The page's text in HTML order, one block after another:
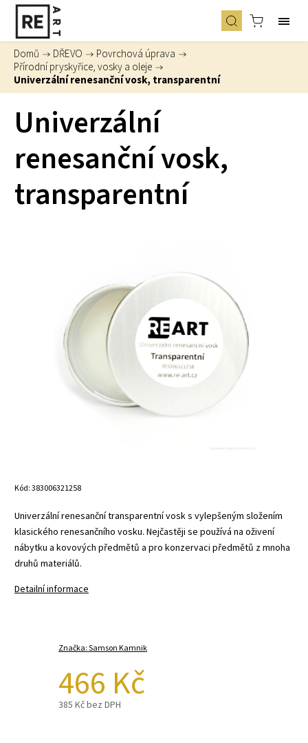
Domů / DŘEVO / Povrchová úprava /
Přírodní pryskyřice, vosky a oleje /
Univerzální renesanční vosk, transparentní
Univerzální
renesanční vosk,
transparentní
Kód: 383006321258
Univerzální renesanční transparentní vosk s vylepšeným složením
klasického renesančního vosku. Nejčastěji se používá na oživení
nábytku a kovových předmětů a pro konzervaci předmětů z mnoha
druhů materiálů.
Detailní informace
Značka: Samson Kamnik
466 Kč
385 Kč bez DPH